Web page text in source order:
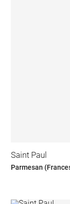
Saint Paul
Parmesan